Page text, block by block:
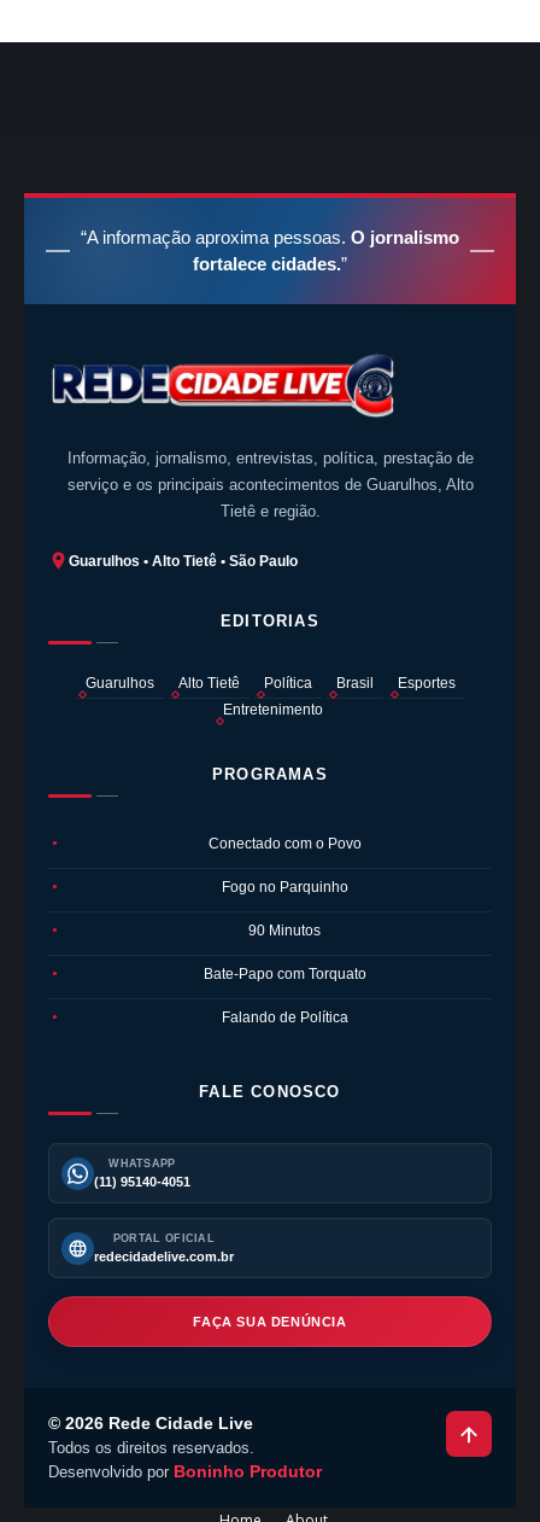
“A informação aproxima pessoas. O jornalismo
fortalece cidades.”
Informação, jornalismo, entrevistas, política, prestação de
serviço e os principais acontecimentos de Guarulhos, Alto
Tietê e região.
Guarulhos • Alto Tietê • São Paulo
EDITORIAS
Guarulhos Alto Tietê Política Brasil
Esportes
Entretenimento
PROGRAMAS
● Conectado com o Povo
● Fogo no Parquinho
● 90 Minutos
● Bate-Papo com Torquato
● Falando de Política
FALE CONOSCO
WHATSAPP
(11) 95140-4051
PORTAL OFICIAL
redecidadelive.com.br
FAÇA SUA DENÚNCIA
© 2026 Rede Cidade Live
Todos os direitos reservados.
Desenvolvido por Boninho Produtor